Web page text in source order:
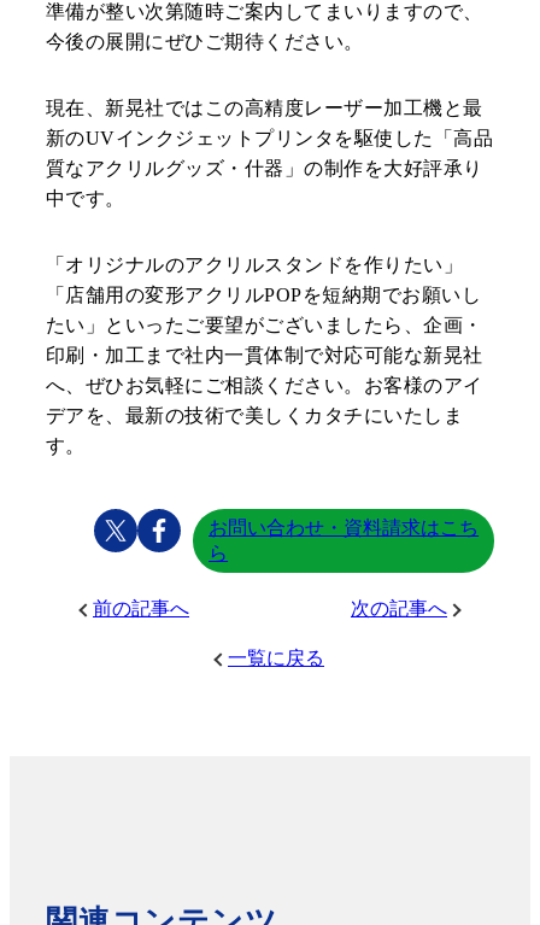
準備が整い次第随時ご案内してまいりますので、
今後の展開にぜひご期待ください。
現在、新晃社ではこの高精度レーザー加工機と最
新のUVインクジェットプリンタを駆使した「高品
質なアクリルグッズ・什器」の制作を大好評承り
中です。
「オリジナルのアクリルスタンドを作りたい」
「店舗用の変形アクリルPOPを短納期でお願いし
たい」といったご要望がございましたら、企画・
印刷・加工まで社内一貫体制で対応可能な新晃社
へ、ぜひお気軽にご相談ください。お客様のアイ
デアを、最新の技術で美しくカタチにいたしま
す。
お問い合わせ・資料請求はこち
ら
前の記事へ 次の記事へ
一覧に戻る